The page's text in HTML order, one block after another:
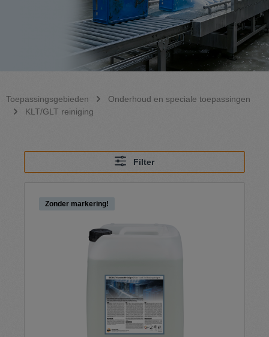
Toepassingsgebieden
Onderhoud en speciale toepassingen
KLT/GLT reiniging
Filter
Zonder markering!